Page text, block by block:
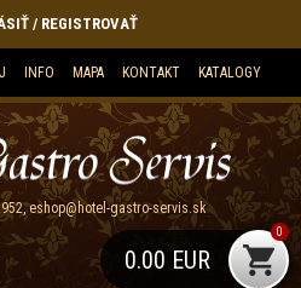
INFO MAPA KONTAKT KATALOGY
/ REGISTROVAŤ
,eshop@hotel-gastro-servis.sk
0.00 EUR
0